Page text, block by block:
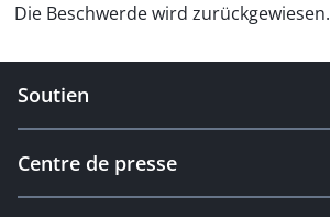
Die Beschwerde wird zurückgewiesen.
Soutien
Centre de presse